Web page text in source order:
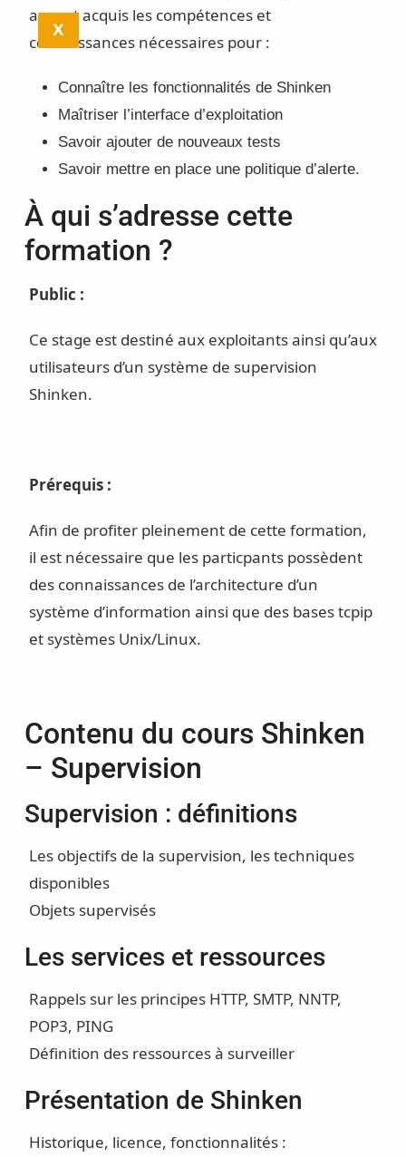
X
auront acquis les compétences et
connaissances nécessaires pour :
Connaître les fonctionnalités de Shinken
Maîtriser l’interface d’exploitation
Savoir ajouter de nouveaux tests
Savoir mettre en place une politique d’alerte.
À qui s’adresse cette
formation ?
Public :
Ce stage est destiné aux exploitants ainsi qu’aux
utilisateurs d’un système de supervision
Shinken.
Prérequis :
Afin de profiter pleinement de cette formation,
il est nécessaire que les particpants possèdent
des connaissances de l’architecture d’un
système d’information ainsi que des bases tcpip
et systèmes Unix/Linux.
Contenu du cours Shinken
– Supervision
Supervision : définitions
Les objectifs de la supervision, les techniques
disponibles
Objets supervisés
Les services et ressources
Rappels sur les principes HTTP, SMTP, NNTP,
POP3, PING
Définition des ressources à surveiller
Présentation de Shinken
Historique, licence, fonctionnalités :